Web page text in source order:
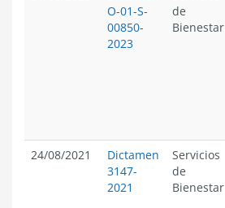
O-01-S-
00850-
2023
de
Bienestar
24/08/2021
Dictamen
3147-
2021
Servicios
de
Bienestar